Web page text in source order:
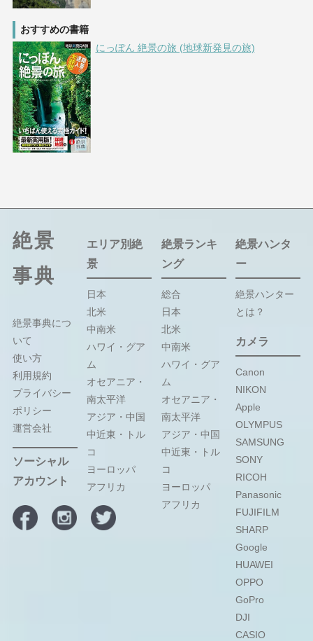
おすすめの書籍
にっぽん 絶景の旅 (地球新発見の旅)
絶景
事典
絶景事典につ
いて
使い方
利用規約
プライバシー
ポリシー
運営会社
ソーシャル
アカウント
エリア別絶
景
日本
北米
中南米
ハワイ・グア
ム
オセアニア・
南太平洋
アジア・中国
中近東・トル
コ
ヨーロッパ
アフリカ
絶景ランキ
ング
総合
日本
北米
中南米
ハワイ・グア
ム
オセアニア・
南太平洋
アジア・中国
中近東・トル
コ
ヨーロッパ
アフリカ
絶景ハンタ
ー
絶景ハンター
とは？
カメラ
Canon
NIKON
Apple
OLYMPUS
SAMSUNG
SONY
RICOH
Panasonic
FUJIFILM
SHARP
Google
HUAWEI
OPPO
GoPro
DJI
CASIO